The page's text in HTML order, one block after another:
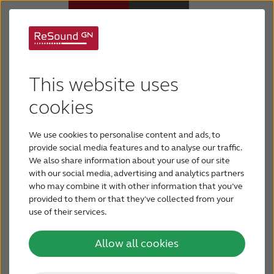
This website uses
cookies
We use cookies to personalise content and ads, to
provide social media features and to analyse our traffic.
We also share information about your use of our site
with our social media, advertising and analytics partners
who may combine it with other information that you’ve
provided to them or that they’ve collected from your
use of their services.
Allow all cookies
Потеря слуха
Для близких
О тиннитусе
Поддержка
О ReSound
аппаратах
повлиять на качество вашей жизни, но это не
происходит в одночасье. Привыкание к вновь
обретенным звукам может занять до шести
месяцев, но эти советы помогут вам
адаптироваться, если вы только начали
пользоваться слуховыми аппаратами.